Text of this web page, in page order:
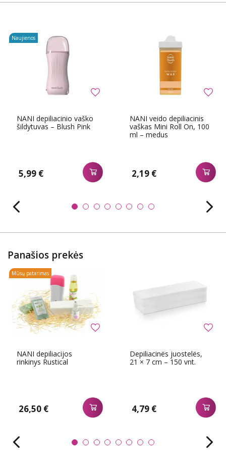
NANI depiliacinio vaško
šildytuvas – Blush Pink
5,99 €
Naujienos
NANI veido depiliacinis
vaškas Mini Roll On, 100
ml – medus
2,19 €
Panašios prekės
NANI depiliacijos
rinkinys Rustical
26,50 €
Mūsų patarimas
Depiliacinës juostelës,
21 × 7 cm – 150 vnt.
4,79 €